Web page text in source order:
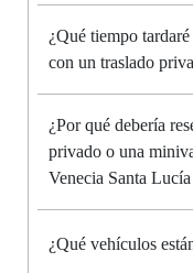
¿Qué tiempo
con un traslado
¿Por qué debería
privado o una
Venecia Santa
¿Qué vehículos